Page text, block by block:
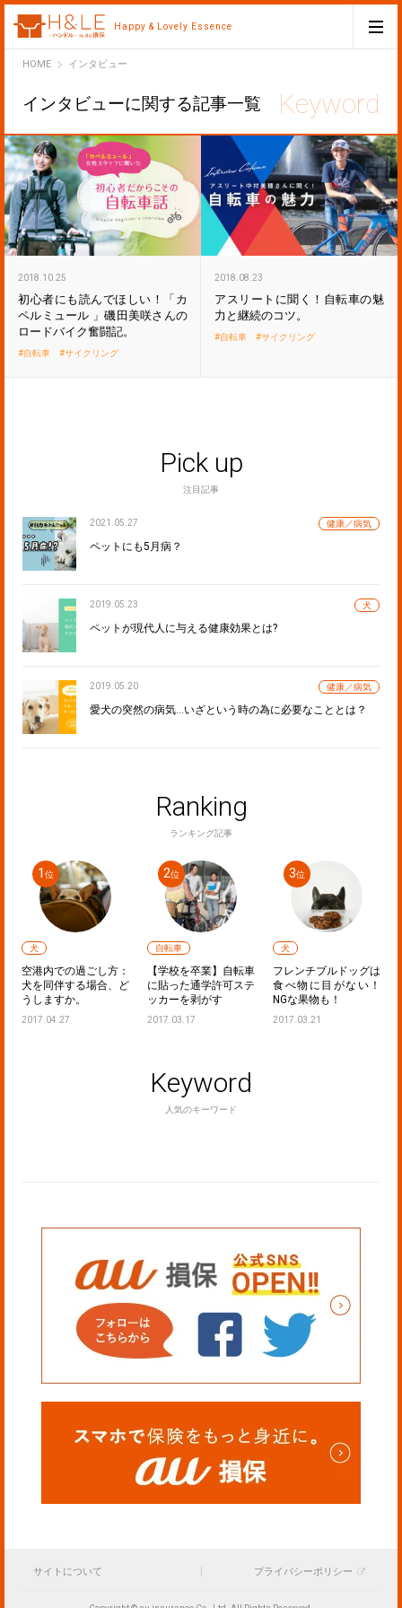
Happy & Lovely Essence
HOMEH&LEインタビュー
インタビューに関する記事一覧
2018.10.25
初心者にも読んでほしい！「カ
ペルミュール 」磯田美咲さんの
ロードバイク奮闘記。
自転車 サイクリング
2018.08.23
アスリートに聞く！自転車の魅
力と継続のコツ。
自転車 サイクリング
Pick up
注目記事
2021.05.27 健康／病気
ペットにも5月病？
2019.05.23 犬
ペットが現代人に与える健康効果とは?
2019.05.20 健康／病気
愛犬の突然の病気…いざという時の為に必要なこととは？
Ranking
ランキング記事
犬
空港内での過ごし方：
犬を同伴する場合、ど
うしますか。
2017.04.27
自転車
【学校を卒業】自転車
に貼った通学許可ステ
ッカーを剥がす
2017.03.17
犬
フレンチブルドッグは
食べ物に目がない！
NGな果物も！
2017.03.21
Keyword
人気のキーワード
サイトについて プライバシーポリシー